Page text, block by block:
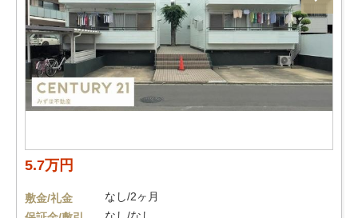
5.7万円
敷金/礼金
なし/2ヶ月